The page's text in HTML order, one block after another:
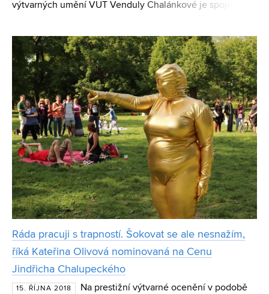
výtvarných umění VUT Venduly Chalánkové je spojeno
Objevily se jak v televizních pořadech pro děti, tak v řadě
knih jako
Ráda pracuji s trapností. Šokovat se ale nesnažím,
říká Kateřina Olivová nominovaná na Cenu
Jindřicha Chalupeckého
15. ŘÍJNA 2018
Na prestižní výtvarné ocenění v podobě